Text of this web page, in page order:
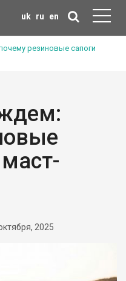
uk ru en
резиновые сапоги
2025